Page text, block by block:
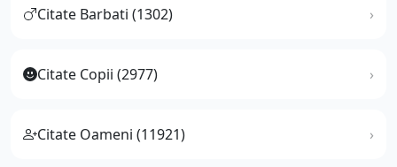
Citate Barbati (1302)
Citate Copii (2977)
Citate Oameni (11921)